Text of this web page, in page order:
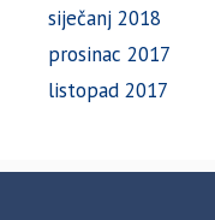
siječanj 2018
prosinac 2017
listopad 2017